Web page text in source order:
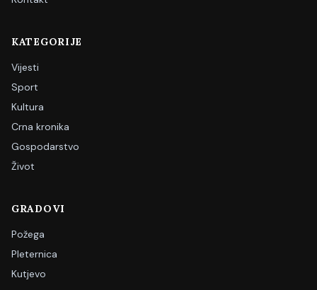
KATEGORIJE
Vijesti
Sport
Kultura
Crna kronika
Gospodarstvo
Život
GRADOVI
Požega
Pleternica
Kutjevo